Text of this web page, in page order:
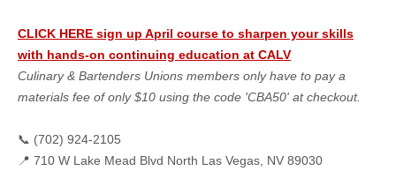
CLICK HERE sign up April course to sharpen your skills
with hands-on continuing education at CALV
Culinary & Bartenders Unions members only have to pay a
materials fee of only $10 using the code 'CBA50' at checkout.
📞 (702) 924-2105
📍 710 W Lake Mead Blvd North Las Vegas, NV 89030